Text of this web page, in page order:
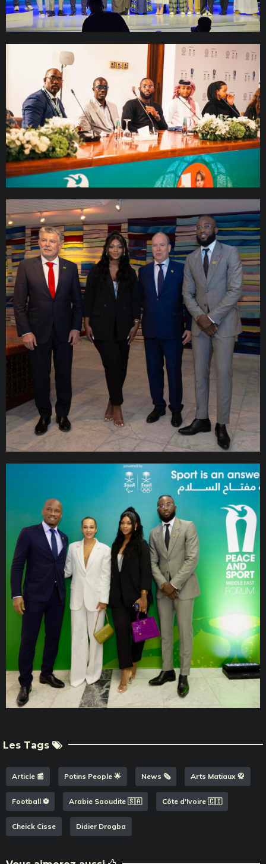
Les Tags
Article 📰 Potins People 🌟 News 🗞️ Arts Matiaux 🥋
Football ⚽️ Arabie Saoudite 🇸🇦 Côte d'Ivoire 🇨🇮
Cheick Cisse Didier Drogba